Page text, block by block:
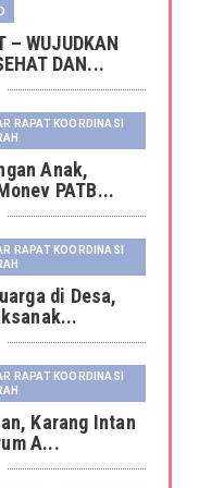
– WUJUDKAN
DAN...
RAPAT KOORDINASI
Anak,
PATB...
RAPAT KOORDINASI
di Desa,
RAPAT KOORDINASI
Karang Intan
A...